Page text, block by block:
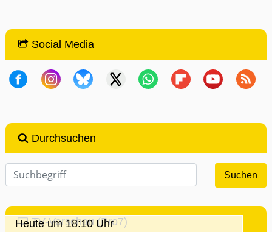
Social Media
Durchsuchen
TV-Vorschau (Pro7)
Heute um 18:10 Uhr